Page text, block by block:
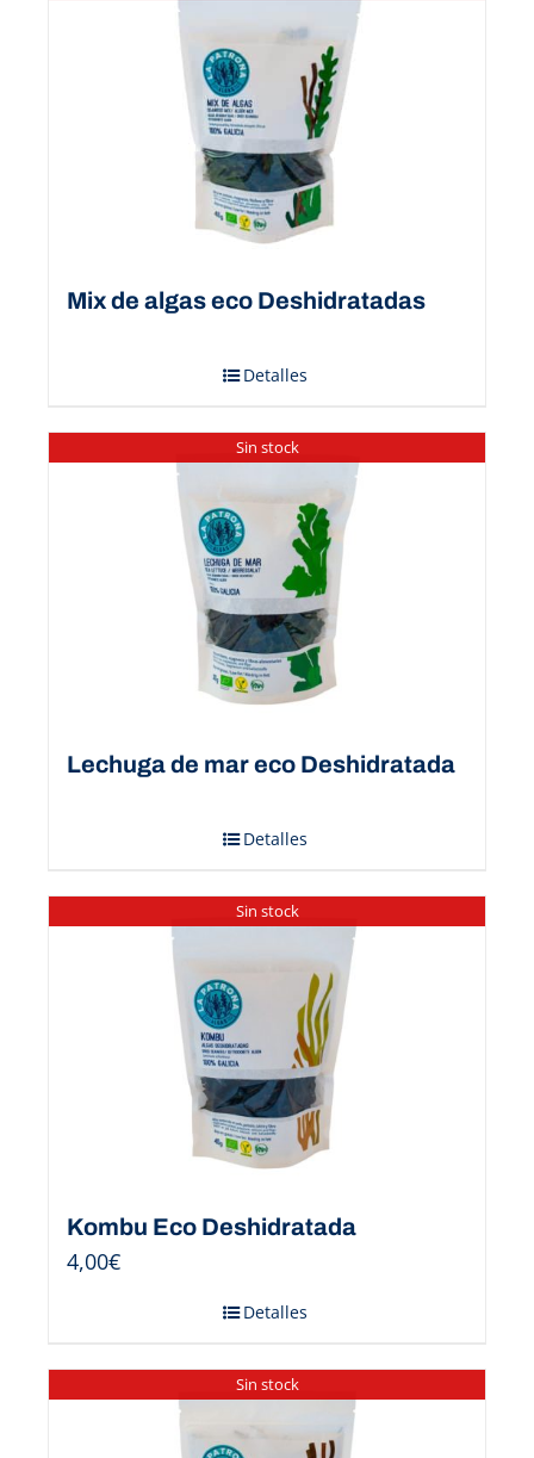
Mix de algas eco Deshidratadas
Detalles
Sin stock
Lechuga de mar eco Deshidratada
Detalles
Sin stock
Kombu Eco Deshidratada
4,00€
Detalles
Sin stock